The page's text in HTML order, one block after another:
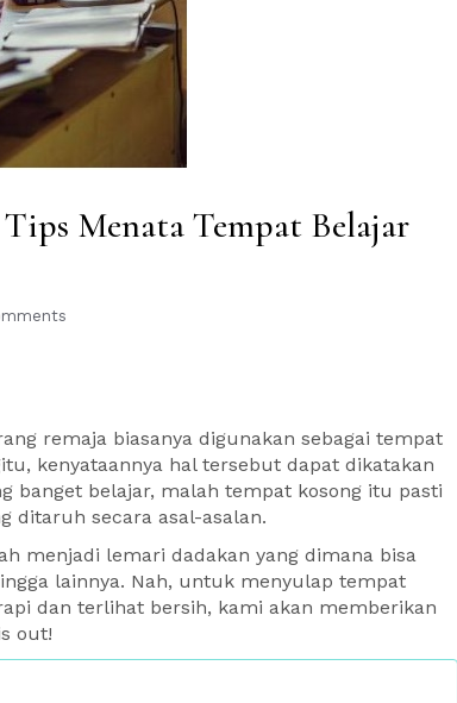
Menata Tempat Belajar
remaja biasanya digunakan sebagai tempat
kenyataannya hal tersebut dapat dikatakan
banget belajar, malah tempat kosong itu pasti
ditaruh secara asal-asalan.
menjadi lemari dadakan yang dimana bisa
lainnya. Nah, untuk menyulap tempat
dan terlihat bersih, kami akan memberikan
out!